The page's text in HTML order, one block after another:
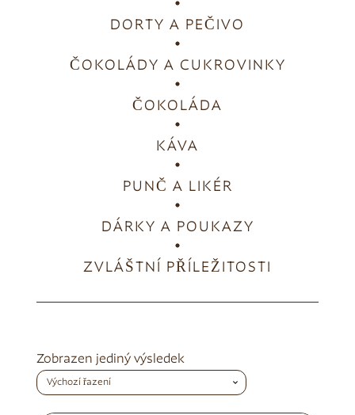
DORTY A PEČIVO
ČOKOLÁDY A CUKROVINKY
ČOKOLÁDA
KÁVA
PUNČ A LIKÉR
DÁRKY A POUKAZY
ZVLÁŠTNÍ PŘÍLEŽITOSTI
Zobrazen jediný výsledek